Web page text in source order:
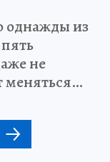
однажды из
не
меняться…